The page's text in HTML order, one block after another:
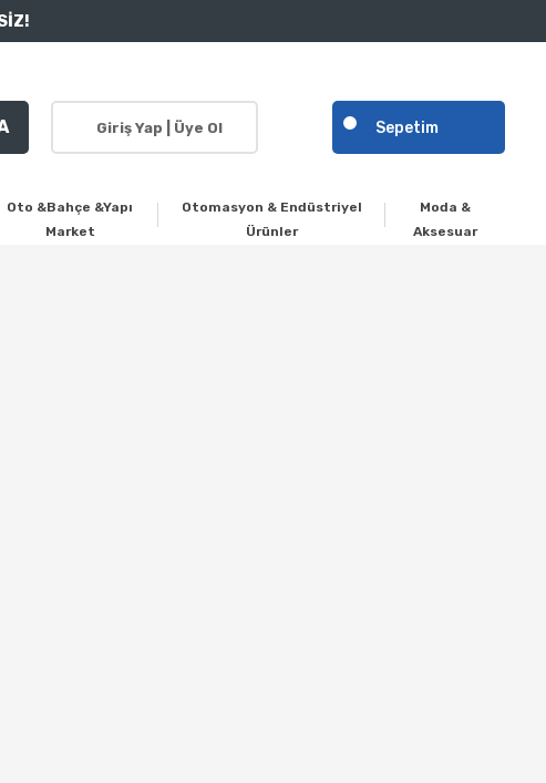
Giriş Yap | Üye Ol Sepetim
Oto &Bahçe &Yapı
Market
Otomasyon & Endüstriyel
Ürünler
Moda &
Aksesuar